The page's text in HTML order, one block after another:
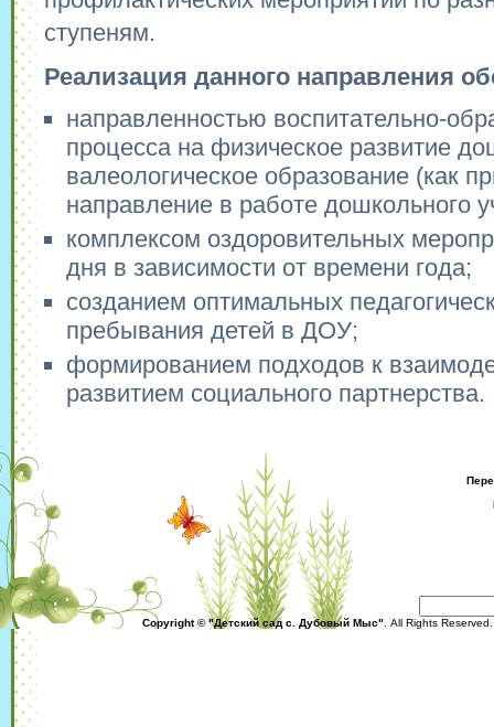
ступеням.
Реализация данного направления
направленностью воспитательно-
процесса на физическое развитие
валеологическое образование (как
направление в работе дошкольного
комплексом оздоровительных
дня в зависимости от времени года;
созданием оптимальных
пребывания детей в ДОУ;
формированием подходов к
развитием социального партнерства.
Copyright © "Детский сад с. Дубовый Мыс" . All Rights